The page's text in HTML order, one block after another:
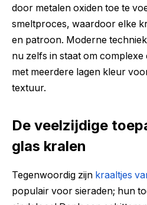
door metalen oxiden toe te
smeltproces, waardoor elke
en patroon. Moderne
nu zelfs in staat om
met meerdere lagen kleur
textuur.
De veelzijdige
glas kralen
Tegenwoordig zijn kraaltjes
populair voor sieraden; hun